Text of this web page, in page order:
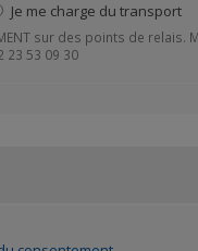
Je me charge du transport
sur des points de
23 53 09 30